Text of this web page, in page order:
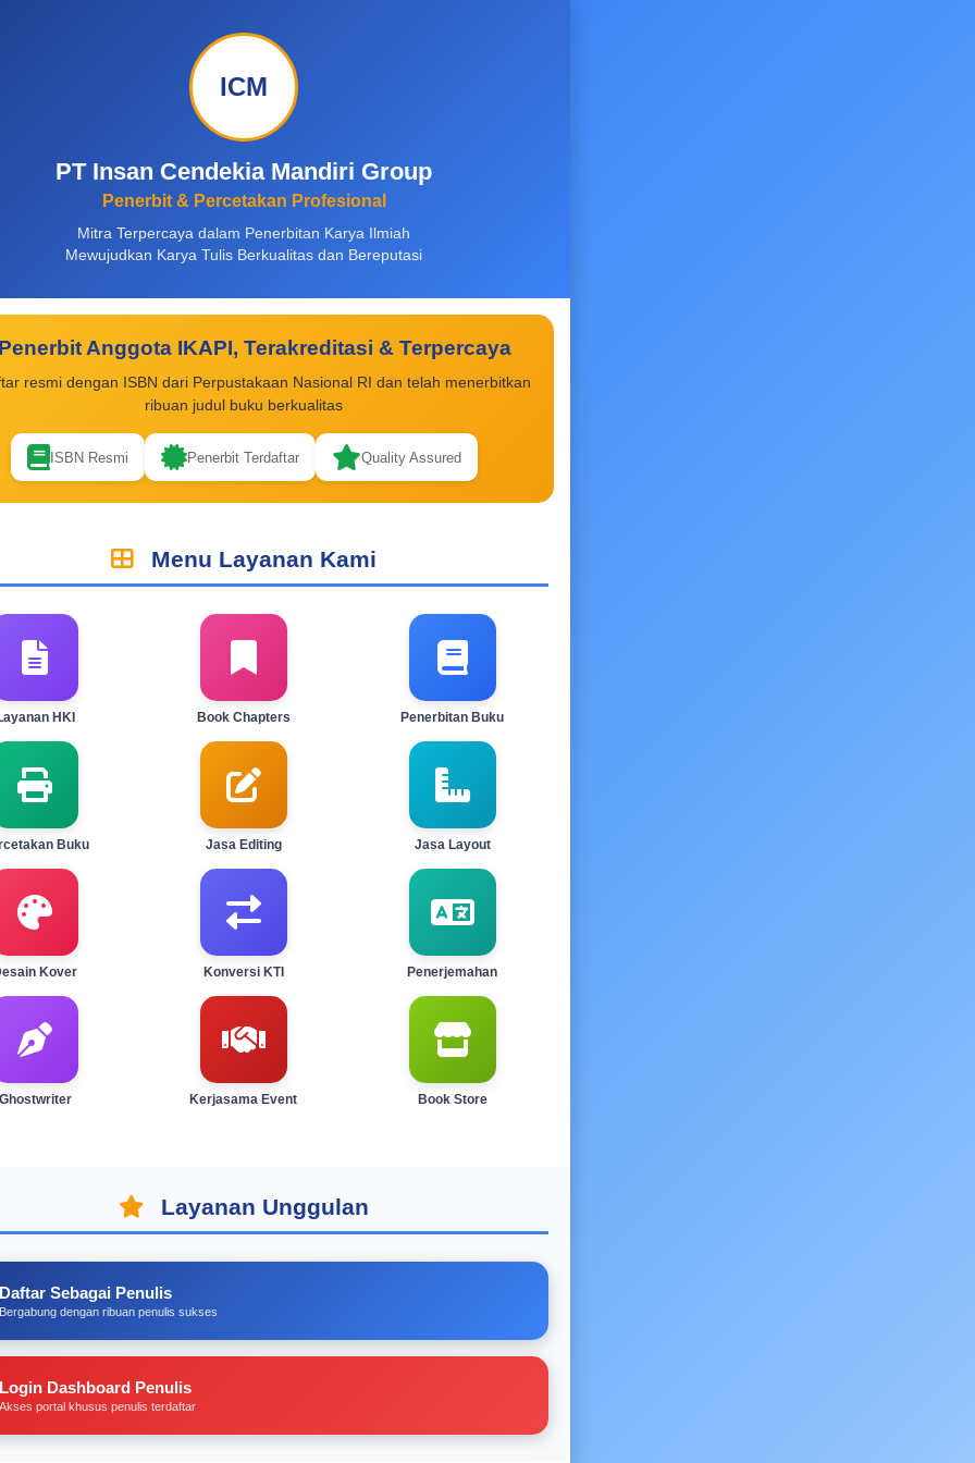
ICM
PT Insan Cendekia Mandiri Group
Penerbit & Percetakan Profesional
Mitra Terpercaya dalam Penerbitan Karya Ilmiah
Mewujudkan Karya Tulis Berkualitas dan Bereputasi
Anggota IKAPI, Terakreditasi & Terpercaya
resmi dengan ISBN dari Perpustakaan Nasional RI dan telah menerbitkan
ribuan judul buku berkualitas
ISBN Resmi Penerbit Terdaftar Quality Assured
Menu Layanan Kami
HKI Book Chapters Penerbitan Buku
Buku Jasa Editing Jasa Layout
Kover Konversi KTI Penerjemahan
Kerjasama Event Book Store
Layanan Unggulan
Daftar Sebagai Penulis
Bergabung dengan ribuan penulis sukses
Login Dashboard Penulis
Akses portal khusus penulis terdaftar